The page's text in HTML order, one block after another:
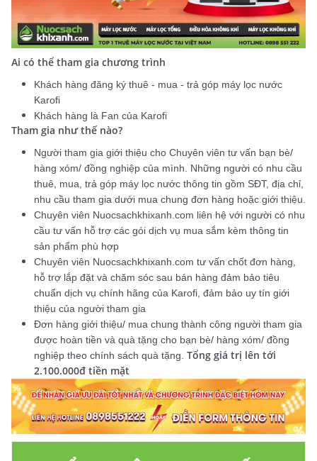
Ai có thể tham gia chương trình
Khách hàng đăng ký thuê - mua - trả góp máy lọc nước
Karofi
Khách hàng là Fan của Karofi
Tham gia như thế nào?
Người tham gia giới thiệu cho Chuyên viên tư vấn bạn bè/
hàng xóm/ đồng nghiệp của mình. Những người có nhu cầu
thuê, mua, trả góp máy lọc nước thông tin gồm SĐT, địa chỉ,
nhu cầu tham gia dưới mua chung đơn hàng hoặc giới thiệu.
Chuyên viên Nuocsachkhixanh.com liên hệ với người có nhu
cầu tư vấn hỗ trợ các gói dịch vụ mua sắm kèm thông tin
sản phẩm phù hợp
Chuyên viên Nuocsachkhixanh.com tư vấn chốt đơn hàng,
hỗ trợ lắp đặt và chăm sóc sau bán hàng đảm bảo tiêu
chuẩn dịch vụ chính hãng của Karofi, đảm bảo uy tín giới
thiệu của người tham gia
Đơn hàng giới thiệu/ mua chung thành công người tham gia
được hoàn tiền và quà tặng cho bạn bè/ hàng xóm/ đồng
nghiệp theo chính sách quà tặng. Tổng giá trị lên tới
2.100.000đ tiền mặt